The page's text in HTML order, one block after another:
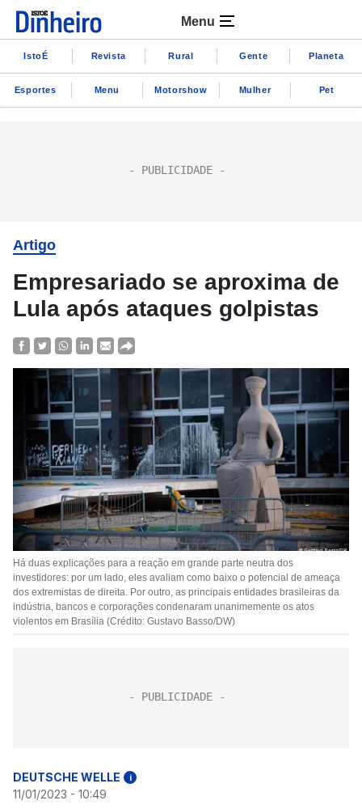
Menu
IstoÉ Revista Rural Gente Planeta
Esportes Menu Motorshow Mulher Pet
Artigo
Empresariado se aproxima de
Lula após ataques golpistas
Há duas explicações para a reação em grande parte neutra dos
investidores: por um lado, eles avaliam como baixo o potencial de ameaça
dos extremistas de direita. Por outro, as principais entidades brasileiras da
indústria, bancos e corporações condenaram unanimemente os atos
violentos em Brasília (Crédito: Gustavo Basso/DW)
DEUTSCHE WELLE i
11/01/2023 - 10:49